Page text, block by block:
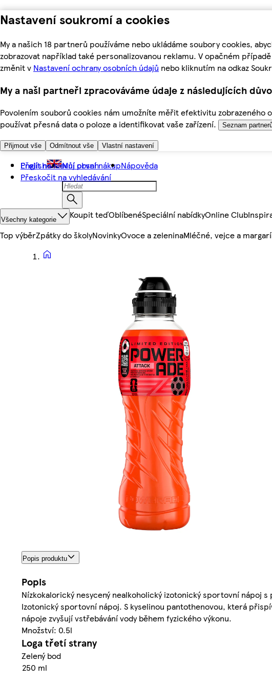
Nastavení soukromí a cookies
My a našich 18 partnerů používáme nebo ukládáme soubory cookies,
zobrazovat například také personalizovanou reklamu. V opačném
změnit v Nastavení ochrany osobních údajů nebo kliknutím na odkaz
My a naši partneři zpracováváme údaje z následujících
Povolením souborů cookies nám umožníte měřit efektivitu
používat přesná data o poloze a identifikovat vaše zařízení.
Seznam
Přijmout vše Odmítnout vše Vlastní nastavení
Přejít na hlavní obsah
Přeskočit na vyhledávání
English Můj první nákupNápověda
Všechny kategorie Koupit teďOblíbenéSpeciální nabídkyOnline Club
Top výběrZpátky do školyNovinkyOvoce a zeleninaMléčné, vejce a
Popis produktu
Popis
Nízkokalorický nesycený nealkoholický izotonický sportovní nápoj
Izotonický sportovní nápoj. S kyselinou pantothenovou, která
nápoje zvyšují vstřebávání vody během fyzického výkonu.
Množství: 0.5l
Loga třetí strany
Zelený bod
250 ml